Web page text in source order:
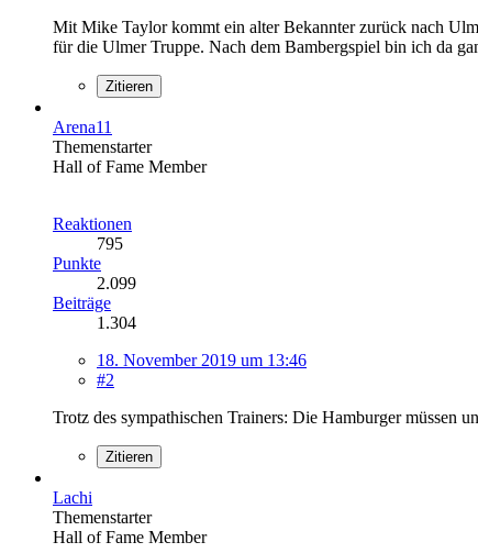
Mit Mike Taylor kommt ein alter Bekannter zurück nach
für die Ulmer Truppe. Nach dem Bambergspiel bin ich da
Zitieren
Arena11
Themenstarter
Hall of Fame Member
Reaktionen
795
Punkte
2.099
Beiträge
1.304
18. November 2019 um 13:46
#2
Trotz des sympathischen Trainers: Die Hamburger müssen
Zitieren
Lachi
Themenstarter
Hall of Fame Member